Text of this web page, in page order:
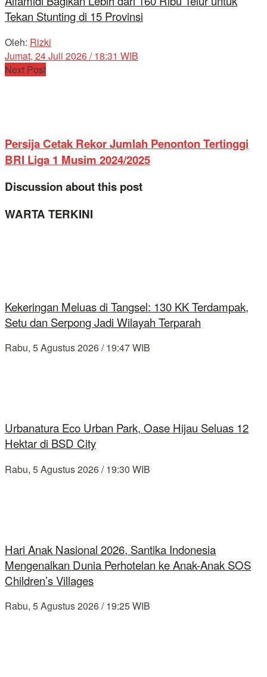
Tekan Stunting di 15 Provinsi
Oleh: Rizki
Jumat, 24 Juli 2026 / 18:31 WIB
Next Post
Persija Cetak Rekor Jumlah Penonton Tertinggi
BRI Liga 1 Musim 2024/2025
Discussion about this post
WARTA TERKINI
Kekeringan Meluas di Tangsel: 130 KK Terdampak,
Setu dan Serpong Jadi Wilayah Terparah
Rabu, 5 Agustus 2026 / 19:47 WIB
Urbanatura Eco Urban Park, Oase Hijau Seluas 12
Hektar di BSD City
Rabu, 5 Agustus 2026 / 19:30 WIB
Hari Anak Nasional 2026, Santika Indonesia
Mengenalkan Dunia Perhotelan ke Anak-Anak SOS
Children’s Villages
Rabu, 5 Agustus 2026 / 19:25 WIB